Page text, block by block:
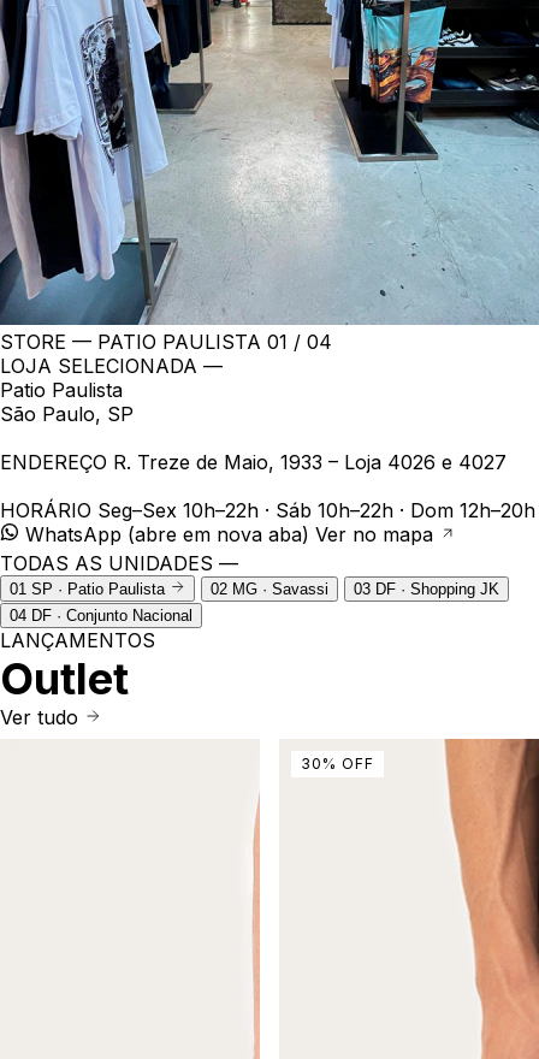
STORE — PATIO PAULISTA 01 / 04
LOJA SELECIONADA —
Patio Paulista
São Paulo, SP
ENDEREÇO R. Treze de Maio, 1933 – Loja 4026 e 4027
HORÁRIO Seg–Sex 10h–22h · Sáb 10h–22h · Dom 12h–20h
WhatsApp (abre em nova aba) Ver no mapa
TODAS AS UNIDADES —
01 SP · Patio Paulista 02 MG · Savassi 03 DF · Shopping JK
04 DF · Conjunto Nacional
LANÇAMENTOS
Outlet
Ver tudo
30 % OFF